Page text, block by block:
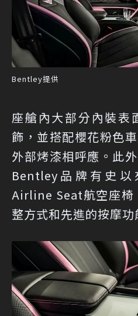
Bentley提供
座艙內大部分內裝表
飾，並搭配櫻花粉色
外部烤漆相呼應。此
Bentley品牌有史
Airline Seat航空座椅
整方式和先進的按摩功